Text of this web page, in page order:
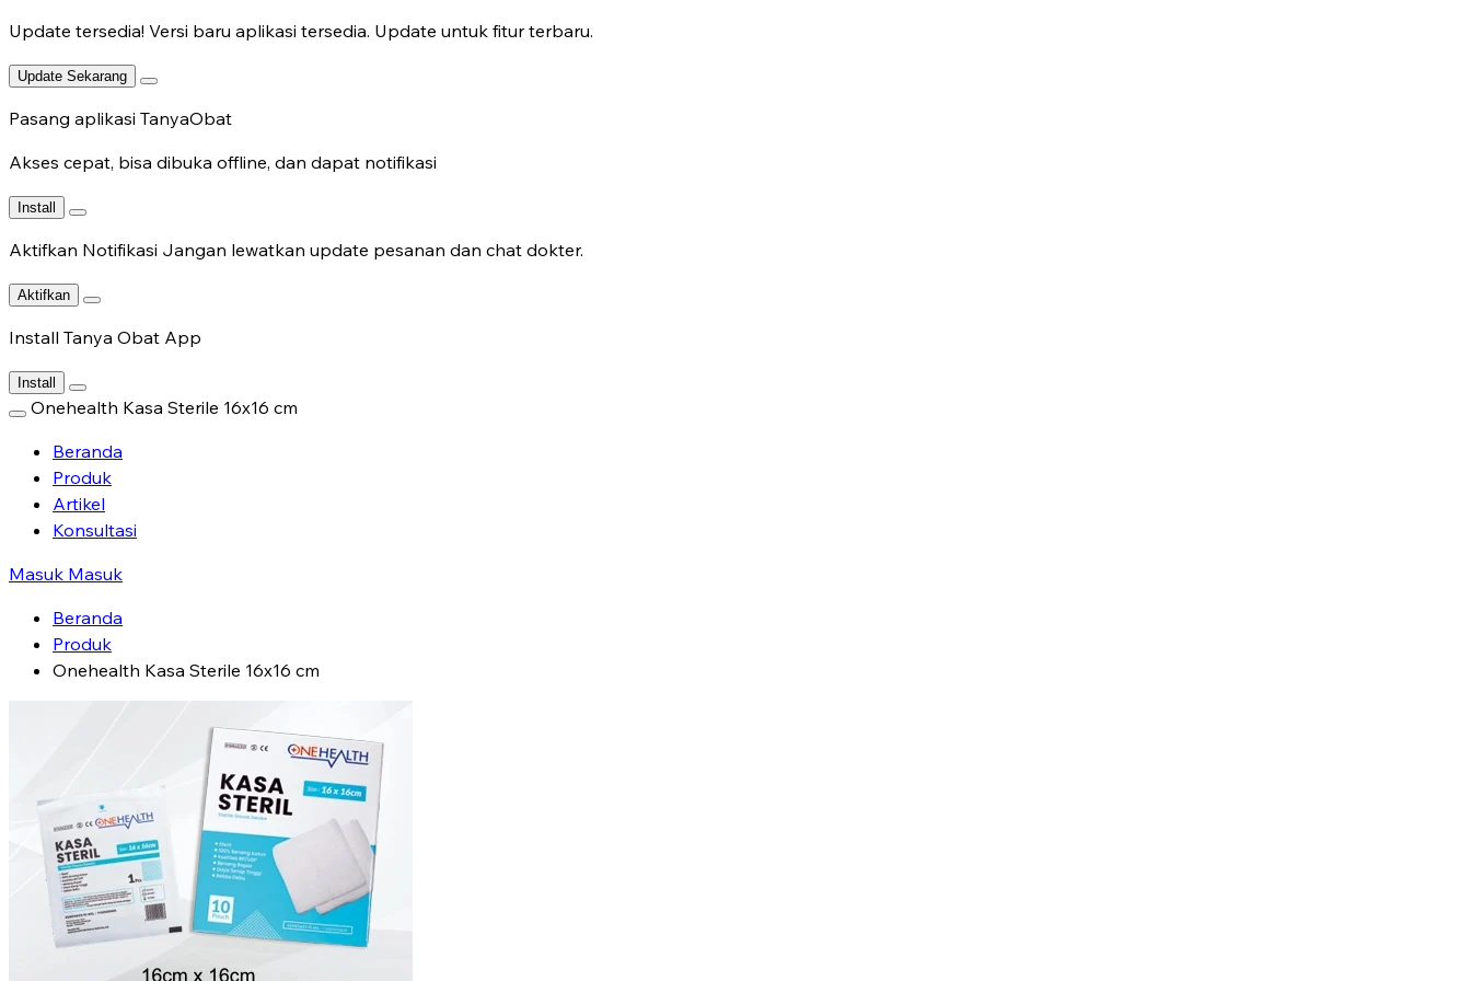
Update tersedia! Versi baru aplikasi tersedia. Update untuk fitur terbaru.
Update Sekarang
Pasang aplikasi TanyaObat
Akses cepat, bisa dibuka offline, dan dapat notifikasi
Install
Aktifkan Notifikasi Jangan lewatkan update pesanan dan chat dokter.
Aktifkan
Install Tanya Obat App
Install
Onehealth Kasa Sterile 16x16 cm
Beranda
Produk
Artikel
Konsultasi
Masuk Masuk
Beranda
Produk
Onehealth Kasa Sterile 16x16 cm